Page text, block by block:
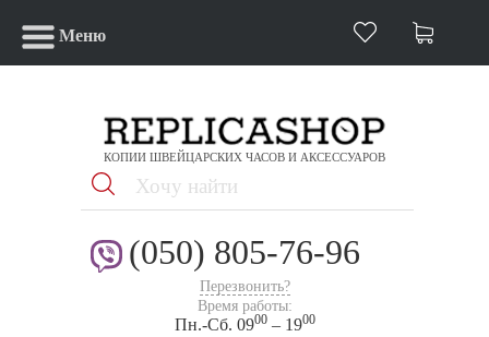
Меню
КОПИИ ШВЕЙЦАРСКИХ ЧАСОВ И АКСЕССУАРОВ
(050) 805-76-96
Перезвонить?
Время работы:
Пн.-Сб. 0900– 1900